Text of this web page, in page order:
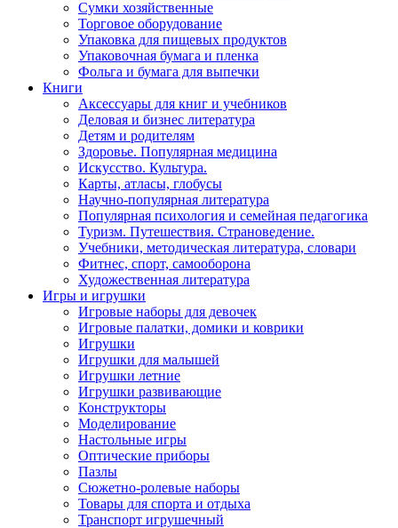
Сумки хозяйственные
Торговое оборудование
Упаковка для пищевых продуктов
Упаковочная бумага и пленка
Фольга и бумага для выпечки
Книги
Аксессуары для книг и учебников
Деловая и бизнес литература
Детям и родителям
Здоровье. Популярная медицина
Искусство. Культура.
Карты, атласы, глобусы
Научно-популярная литература
Популярная психология и семейная педагогика
Туризм. Путешествия. Страноведение.
Учебники, методическая литература, словари
Фитнес, спорт, самооборона
Художественная литература
Игры и игрушки
Игровые наборы для девочек
Игровые палатки, домики и коврики
Игрушки
Игрушки для малышей
Игрушки летние
Игрушки развивающие
Конструкторы
Моделирование
Настольные игры
Оптические приборы
Пазлы
Сюжетно-ролевые наборы
Товары для спорта и отдыха
Транспорт игрушечный